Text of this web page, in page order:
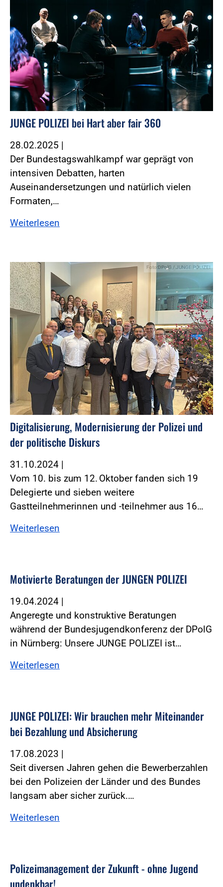
JUNGE POLIZEI bei Hart aber fair 360
28.02.2025 |
Der Bundestagswahlkampf war geprägt von
intensiven Debatten, harten
Auseinandersetzungen und natürlich vielen
Formaten,…
Weiterlesen
Foto:DPolG / JUNGE POLIZEI
Digitalisierung, Modernisierung der Polizei und
der politische Diskurs
31.10.2024 |
Vom 10. bis zum 12. Oktober fanden sich 19
Delegierte und sieben weitere
Gastteilnehmerinnen und -teilnehmer aus 16…
Weiterlesen
Motivierte Beratungen der JUNGEN POLIZEI
19.04.2024 |
Angeregte und konstruktive Beratungen
während der Bundesjugendkonferenz der DPolG
in Nürnberg: Unsere JUNGE POLIZEI ist…
Weiterlesen
JUNGE POLIZEI: Wir brauchen mehr Miteinander
bei Bezahlung und Absicherung
17.08.2023 |
Seit diversen Jahren gehen die Bewerberzahlen
bei den Polizeien der Länder und des Bundes
langsam aber sicher zurück.…
Weiterlesen
Polizeimanagement der Zukunft - ohne Jugend
undenkbar!